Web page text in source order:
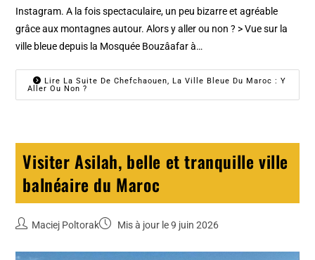
Instagram. A la fois spectaculaire, un peu bizarre et agréable
grâce aux montagnes autour. Alors y aller ou non ? > Vue sur la
ville bleue depuis la Mosquée Bouzâafar à…
Lire La Suite De Chefchaouen, La Ville Bleue Du Maroc : Y
Aller Ou Non ?
Visiter Asilah, belle et tranquille ville
balnéaire du Maroc
Maciej Poltorak Mis à jour le 9 juin 2026